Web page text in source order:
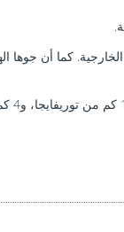
كما أن جوها
على